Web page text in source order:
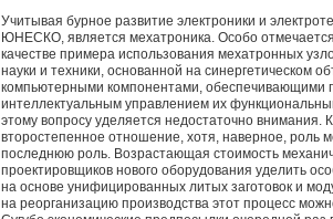
Учитывая бурное развитие электроники и
ЮНЕСКО, является мехатроника. Особо
качестве примера использования мехатронных
науки и техники, основанной на синергетическом
компьютерными компонентами, обеспечивающими
интеллектуальным управлением их
этому вопросу уделяется недостаточно
второстепенное отношение, хотя, наверное, роль
последнюю роль. Возрастающая стоимость
проектировщиков нового оборудования уделить
на основе унифицированных литых заготовок и
на реорганизацию производства этот процесс